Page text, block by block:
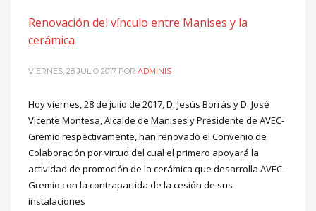
Renovación del vínculo entre Manises y la
cerámica
VIERNES, 28 JULIO 2017 POR ADMINIS
Hoy viernes, 28 de julio de 2017, D. Jesús Borrás y D. José
Vicente Montesa, Alcalde de Manises y Presidente de AVEC-
Gremio respectivamente, han renovado el Convenio de
Colaboración por virtud del cual el primero apoyará la
actividad de promoción de la cerámica que desarrolla AVEC-
Gremio con la contrapartida de la cesión de sus
instalaciones